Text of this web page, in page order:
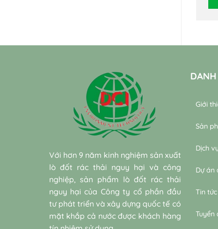
Với hơn 9 năm kinh nghiệm sản xuất
lò đốt rác thải nguy hại và công
nghiệp, sản phẩm lò đốt rác thải
nguy hại của Công ty cổ phần đầu
tư phát triển và xây dựng quốc tế có
mặt khắp cả nước được khách hàng
Giới
Sản
Dịch
Dự án
Tin tức
Tuyển